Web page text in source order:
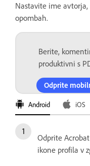
Nastavite ime
opombah.
Berite,
produktivni s
Odprite
Android iOS
Odprite
ikone profila v